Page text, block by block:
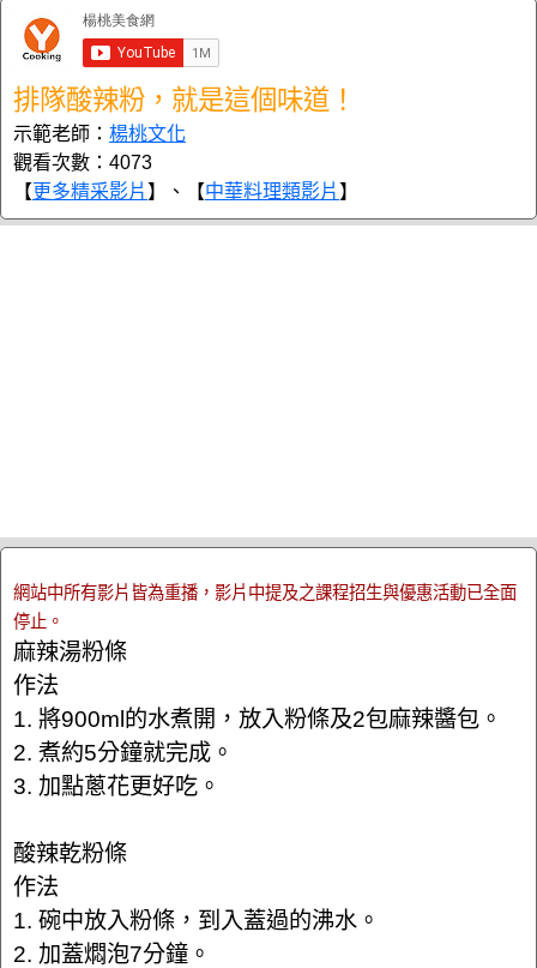
排隊酸辣粉，就是這個味道！
示範老師： 楊桃文化
觀看次數：4073
【更多精采影片 】、【中華料理類影片 】
網站中所有影片皆為重播，影片中提及之課程招生與優惠活動已全面
停止。
麻辣湯粉條
作法
1. 將900ml的水煮開，放入粉條及2包麻辣醬包。
2. 煮約5分鐘就完成。
3. 加點蔥花更好吃。
酸辣乾粉條
作法
1. 碗中放入粉條，到入蓋過的沸水。
2. 加蓋燜泡7分鐘。